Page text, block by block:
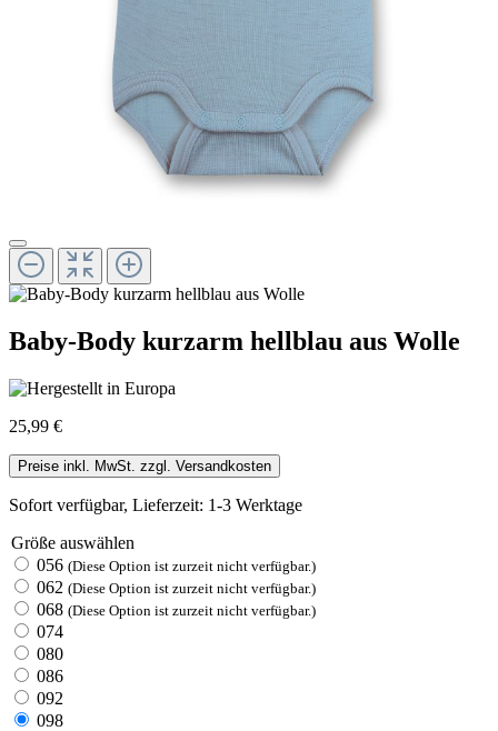
Baby-Body kurzarm hellblau aus Wolle
25,99 €
Preise inkl. MwSt. zzgl. Versandkosten
Sofort verfügbar, Lieferzeit: 1-3 Werktage
Größe auswählen
056 (Diese Option ist zurzeit nicht verfügbar.)
062 (Diese Option ist zurzeit nicht verfügbar.)
068 (Diese Option ist zurzeit nicht verfügbar.)
074
080
086
092
098